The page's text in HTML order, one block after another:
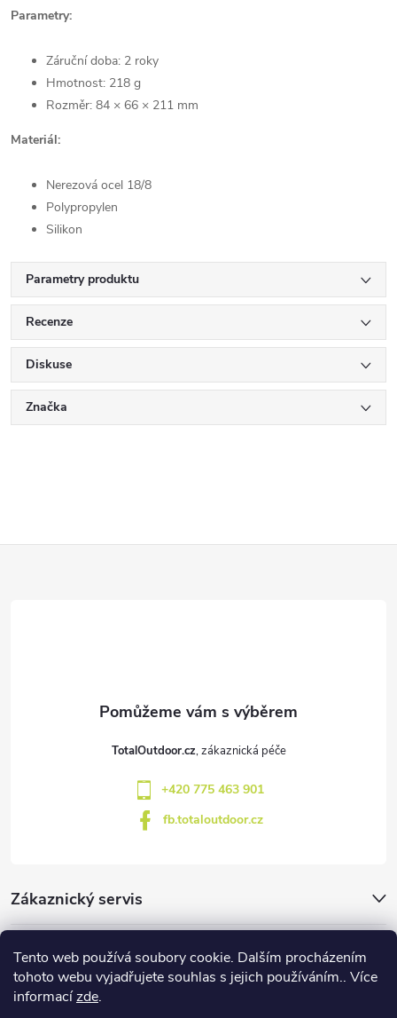
Tento web používá soubory cookie. Dalším procházením
tohoto webu vyjadřujete souhlas s jejich používáním.. Více
informacízde.
Parametry:
Záruční doba: 2 roky
Hmotnost: 218 g
Rozměr: 84 × 66 × 211 mm
Materiál:
Nerezová ocel 18/8
Polypropylen
Silikon
Parametry produktu
Recenze
Diskuse
Značka
Zákaznický servis
Značky
Blog
TotalOutdoor.cz
+420 775 463 901
fb.totaloutdoor.cz